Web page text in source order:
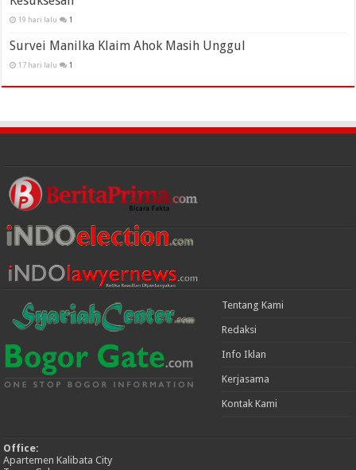
19 hari lalu 1
Survei Manilka Klaim Ahok Masih Unggul
17 hari lalu 1
Tentang Kami
Redaksi
Info Iklan
Kerjasama
Kontak Kami
Office:
Apartemen Kalibata City